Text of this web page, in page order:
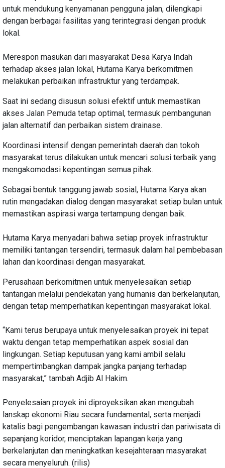
untuk mendukung kenyamanan pengguna jalan, dilengkapi
dengan berbagai fasilitas yang terintegrasi dengan produk
lokal.
Merespon masukan dari masyarakat Desa Karya Indah
terhadap akses jalan lokal, Hutama Karya berkomitmen
melakukan perbaikan infrastruktur yang terdampak.
Saat ini sedang disusun solusi efektif untuk memastikan
akses Jalan Pemuda tetap optimal, termasuk pembangunan
jalan alternatif dan perbaikan sistem drainase.
Koordinasi intensif dengan pemerintah daerah dan tokoh
masyarakat terus dilakukan untuk mencari solusi terbaik yang
mengakomodasi kepentingan semua pihak.
Sebagai bentuk tanggung jawab sosial, Hutama Karya akan
rutin mengadakan dialog dengan masyarakat setiap bulan untuk
memastikan aspirasi warga tertampung dengan baik.
Hutama Karya menyadari bahwa setiap proyek infrastruktur
memiliki tantangan tersendiri, termasuk dalam hal pembebasan
lahan dan koordinasi dengan masyarakat.
Perusahaan berkomitmen untuk menyelesaikan setiap
tantangan melalui pendekatan yang humanis dan berkelanjutan,
dengan tetap memperhatikan kepentingan masyarakat lokal.
“Kami terus berupaya untuk menyelesaikan proyek ini tepat
waktu dengan tetap memperhatikan aspek sosial dan
lingkungan. Setiap keputusan yang kami ambil selalu
mempertimbangkan dampak jangka panjang terhadap
masyarakat,” tambah Adjib Al Hakim.
Penyelesaian proyek ini diproyeksikan akan mengubah
lanskap ekonomi Riau secara fundamental, serta menjadi
katalis bagi pengembangan kawasan industri dan pariwisata di
sepanjang koridor, menciptakan lapangan kerja yang
berkelanjutan dan meningkatkan kesejahteraan masyarakat
secara menyeluruh. (rilis)